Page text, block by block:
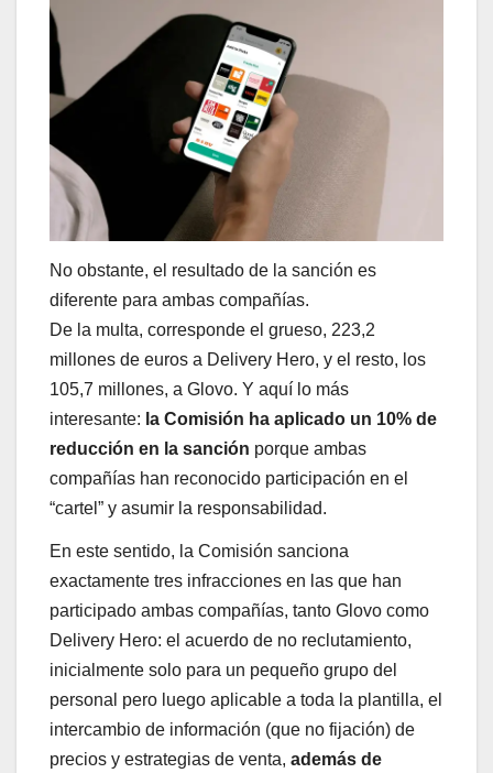
No obstante, el resultado de la sanción es
diferente para ambas compañías.
De la multa, corresponde el grueso, 223,2
millones de euros a Delivery Hero, y el resto, los
105,7 millones, a Glovo. Y aquí lo más
interesante: la Comisión ha aplicado un 10% de
reducción en la sanción porque ambas
compañías han reconocido participación en el
“cartel” y asumir la responsabilidad.
En este sentido, la Comisión sanciona
exactamente tres infracciones en las que han
participado ambas compañías, tanto Glovo como
Delivery Hero: el acuerdo de no reclutamiento,
inicialmente solo para un pequeño grupo del
personal pero luego aplicable a toda la plantilla, el
intercambio de información (que no fijación) de
precios y estrategias de venta, además de